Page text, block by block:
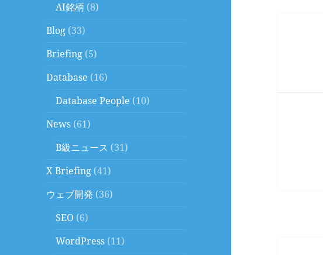
AI銘柄 (8)
Blog (33)
Briefing (5)
Database (16)
Database People (10)
News (61)
B級ニュース (31)
X Briefing (41)
ウェブ開発 (36)
SEO (6)
WordPress (11)